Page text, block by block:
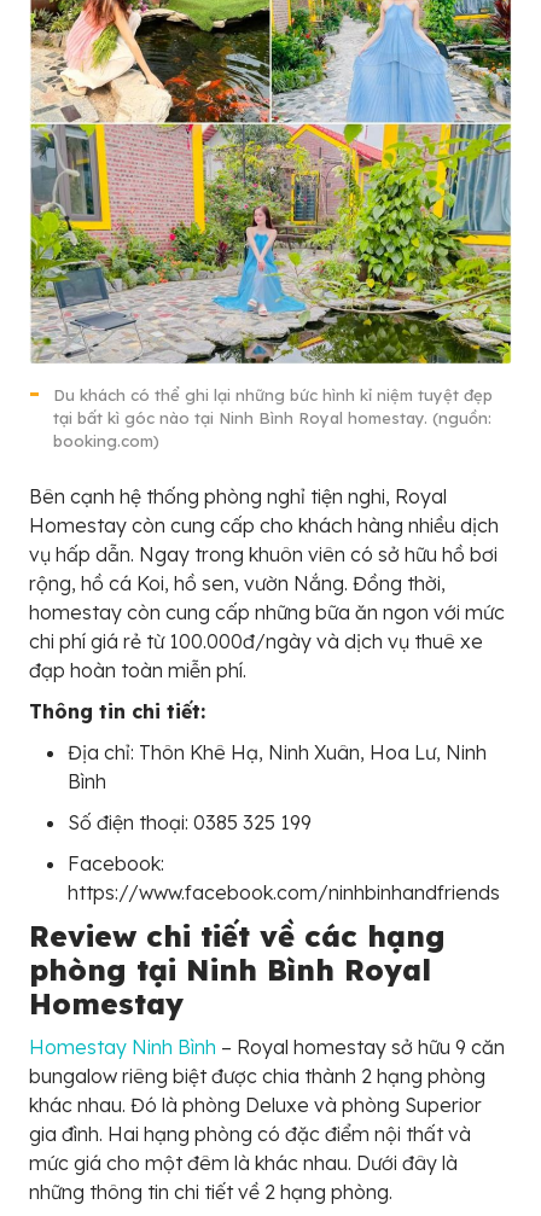
Du khách có thể ghi lại những bức hình kỉ niệm tuyệt đẹp
tại bất kì góc nào tại Ninh Bình Royal homestay. (nguồn:
booking.com)
Bên cạnh hệ thống phòng nghỉ tiện nghi, Royal
Homestay còn cung cấp cho khách hàng nhiều dịch
vụ hấp dẫn. Ngay trong khuôn viên có sở hữu hồ bơi
rộng, hồ cá Koi, hồ sen, vườn Nắng. Đồng thời,
homestay còn cung cấp những bữa ăn ngon với mức
chi phí giá rẻ từ 100.000đ/ngày và dịch vụ thuê xe
đạp hoàn toàn miễn phí.
Thông tin chi tiết:
Địa chỉ: Thôn Khê Hạ, Ninh Xuân, Hoa Lư, Ninh
Bình
Số điện thoại: 0385 325 199
Facebook:
https://www.facebook.com/ninhbinhandfriends
Review chi tiết về các hạng
phòng tại Ninh Bình Royal
Homestay
Homestay Ninh Bình – Royal homestay sở hữu 9 căn
bungalow riêng biệt được chia thành 2 hạng phòng
khác nhau. Đó là phòng Deluxe và phòng Superior
gia đình. Hai hạng phòng có đặc điểm nội thất và
mức giá cho một đêm là khác nhau. Dưới đây là
những thông tin chi tiết về 2 hạng phòng.